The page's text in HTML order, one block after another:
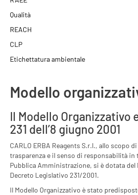
Qualità
REACH
CLP
Etichettatura ambientale
Modello
Il Modello Organizzativo
231 dell’8 giugno 2001
CARLO ERBA Reagents S.r.l., allo scopo
trasparenza e il senso di responsabilità
Pubblica Amministrazione, si è dotata del
Decreto Legislativo 231/2001.
Il Modello Organizzativo è stato